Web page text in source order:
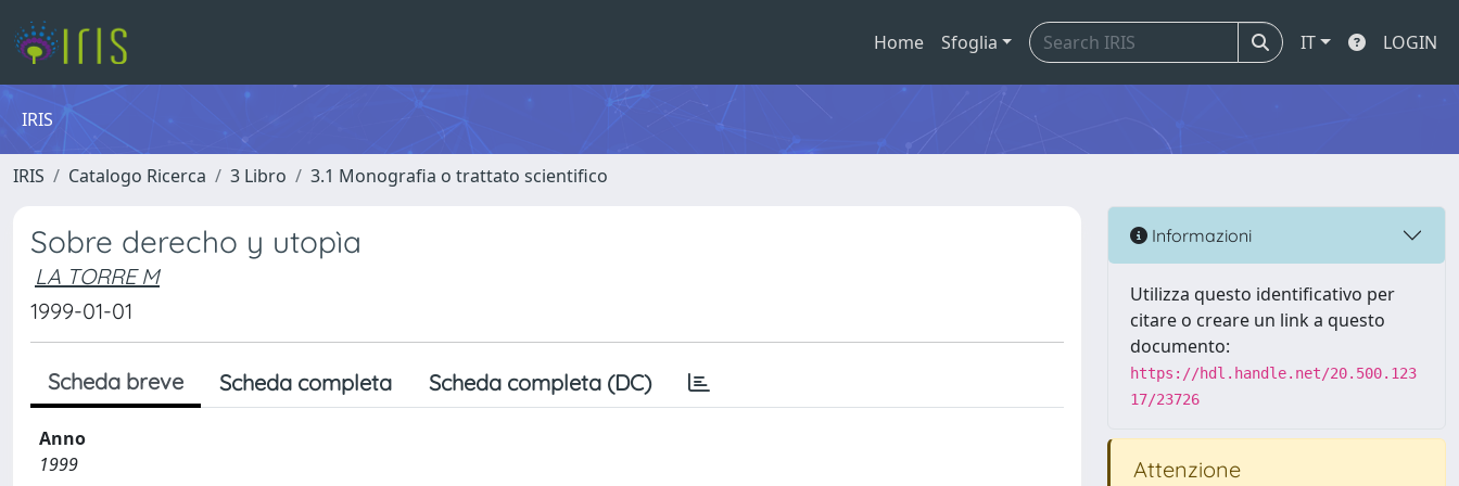
Home Sfoglia IT LOGIN
IRIS
IRIS Catalogo Ricerca 3 Libro 3.1 Monografia o trattato scientifico
Sobre derecho y utopìa
LA TORRE M
1999-01-01
Scheda breve Scheda completa Scheda completa (DC)
Anno
1999
Informazioni
Utilizza questo identificativo per
citare o creare un link a questo
documento:
https://hdl.handle.net/20.500.123
17/23726
Attenzione